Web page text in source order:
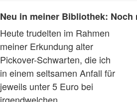
Neu in meiner Bibliothek:
Heute trudelten im Rahmen
meiner Erkundung alter
Pickover-Schwarten, die ich
in einem seltsamen Anfall für
jeweils unter 5 Euro bei